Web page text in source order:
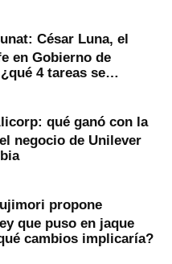
César Luna, el
en Gobierno de
4 tareas se
qué ganó con la
negocio de Unilever
propone
que puso en jaque
cambios implicaría?